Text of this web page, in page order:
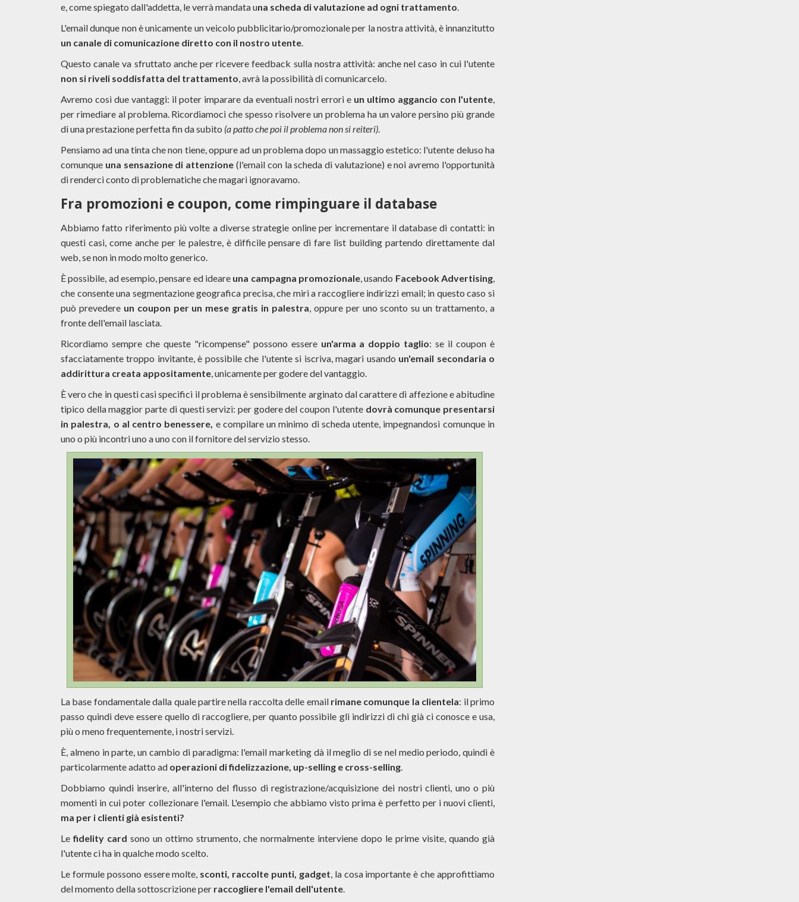
e, come spiegato dall'addetta, le verrà mandata una scheda di valutazione ad ogni trattamento
L'email dunque non è unicamente un veicolo pubblicitario/promozionale per la nostra attività, è innanzitutto
un canale di comunicazione diretto con il nostro utente
Questo canale va sfruttato anche per ricevere feedback sulla nostra attività: anche nel caso in cui l'utente
non si riveli soddisfatta del trattamento , avrà la possibilità di comunicarcelo.
Avremo così due vantaggi: il poter imparare da eventuali nostri errori e un ultimo aggancio con l'utente
per rimediare al problema. Ricordiamoci che spesso risolvere un problema ha un valore persino più grande
di una prestazione perfetta fin da subito (a patto che poi il problema non si reiteri)
Pensiamo ad una tinta che non tiene, oppure ad un problema dopo un massaggio estetico: l'utente deluso ha
comunque una sensazione di attenzione (l'email con la scheda di valutazione) e noi avremo l'opportunità
di renderci conto di problematiche che magari ignoravamo.
Fra promozioni e coupon, come rimpinguare il database
Abbiamo fatto riferimento più volte a diverse strategie online per incrementare il database di contatti: in
questi casi, come anche per le palestre, è difficile pensare di fare list building partendo direttamente dal
web, se non in modo molto generico.
È possibile, ad esempio, pensare ed ideare una campagna promozionale , usando Facebook Advertising
che consente una segmentazione geografica precisa, che miri a raccogliere indirizzi email; in questo caso si
può prevedere un coupon per un mese gratis in palestra , oppure per uno sconto su un trattamento, a
fronte dell'email lasciata.
Ricordiamo sempre che queste "ricompense" possono essere un'arma a doppio taglio: se il coupon è
sfacciatamente troppo invitante, è possibile che l'utente si iscriva, magari usando un'email secondaria o
addirittura creata appositamente , unicamente per godere del vantaggio.
È vero che in questi casi specifici il problema è sensibilmente arginato dal carattere di affezione e abitudine
tipico della maggior parte di questi servizi: per godere del coupon l'utente dovrà comunque presentarsi
in palestra, o al centro benessere, e compilare un minimo di scheda utente, impegnandosi comunque in
uno o più incontri uno a uno con il fornitore del servizio stesso.
La base fondamentale dalla quale partire nella raccolta delle email rimane comunque la clientela: il primo
passo quindi deve essere quello di raccogliere, per quanto possibile gli indirizzi di chi già ci conosce e usa,
più o meno frequentemente, i nostri servizi.
È, almeno in parte, un cambio di paradigma: l'email marketing dà il meglio di se nel medio periodo, quindi è
particolarmente adatto ad operazioni di fidelizzazione, up-selling e cross-selling
Dobbiamo quindi inserire, all'interno del flusso di registrazione/acquisizione dei nostri clienti, uno o più
momenti in cui poter collezionare l'email. L'esempio che abbiamo visto prima è perfetto per i nuovi clienti,
ma per i clienti già esistenti?
Lefidelity card sono un ottimo strumento, che normalmente interviene dopo le prime visite, quando già
l'utente ci ha in qualche modo scelto.
Le formule possono essere molte, sconti, raccolte punti, gadget , la cosa importante è che approfittiamo
del momento della sottoscrizione per raccogliere l'email dell'utente